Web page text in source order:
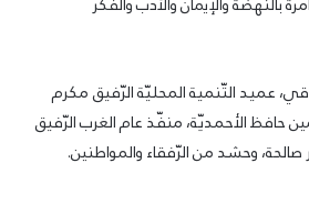
عميد التّنمية المحليّة الرّفيق مكرم
الأحمديّة، منفّذ عام الغرب الرّفيق
وحشد من الرّفقاء والمواطنين.